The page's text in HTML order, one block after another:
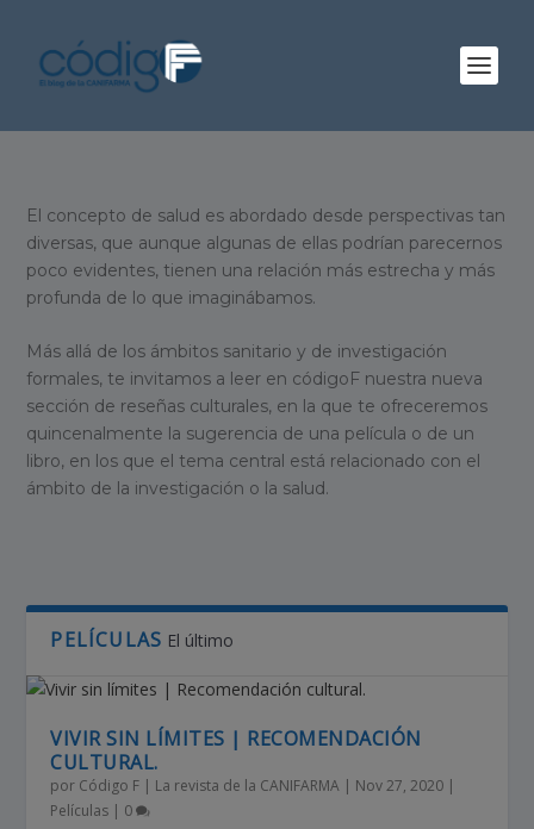
El concepto de salud es abordado desde perspectivas tan
diversas, que aunque algunas de ellas podrían parecernos
poco evidentes, tienen una relación más estrecha y más
profunda de lo que imaginábamos.
Más allá de los ámbitos sanitario y de investigación
formales, te invitamos a leer en códigoF nuestra nueva
sección de reseñas culturales, en la que te ofreceremos
quincenalmente la sugerencia de una película o de un
libro, en los que el tema central está relacionado con el
ámbito de la investigación o la salud.
PELÍCULAS El último
VIVIR SIN LÍMITES | RECOMENDACIÓN
CULTURAL.
por Código F | La revista de la CANIFARMA | Nov 27, 2020 |
Películas | 0